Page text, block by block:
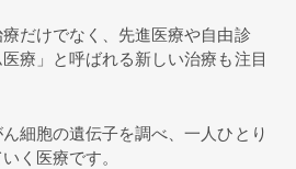
だけでなく、先進医療や自由診
療」と呼ばれる新しい治療も注目
細胞の遺伝子を調べ、一人ひとり
く医療です。